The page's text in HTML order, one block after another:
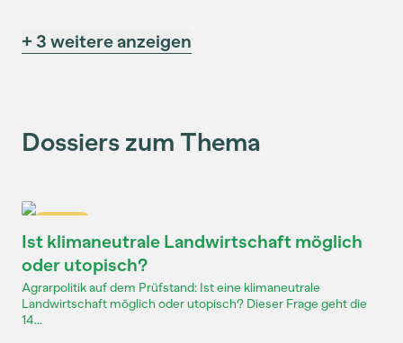
+ 3 weitere anzeigen
Dossiers zum Thema
Ist klimaneutrale Landwirtschaft möglich
oder utopisch?
Agrarpolitik auf dem Prüfstand: Ist eine klimaneutrale
Landwirtschaft möglich oder utopisch? Dieser Frage geht die
14...